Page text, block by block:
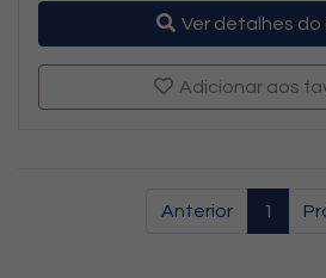
Ver detalhes do
Adicionar aos
Anterior 1